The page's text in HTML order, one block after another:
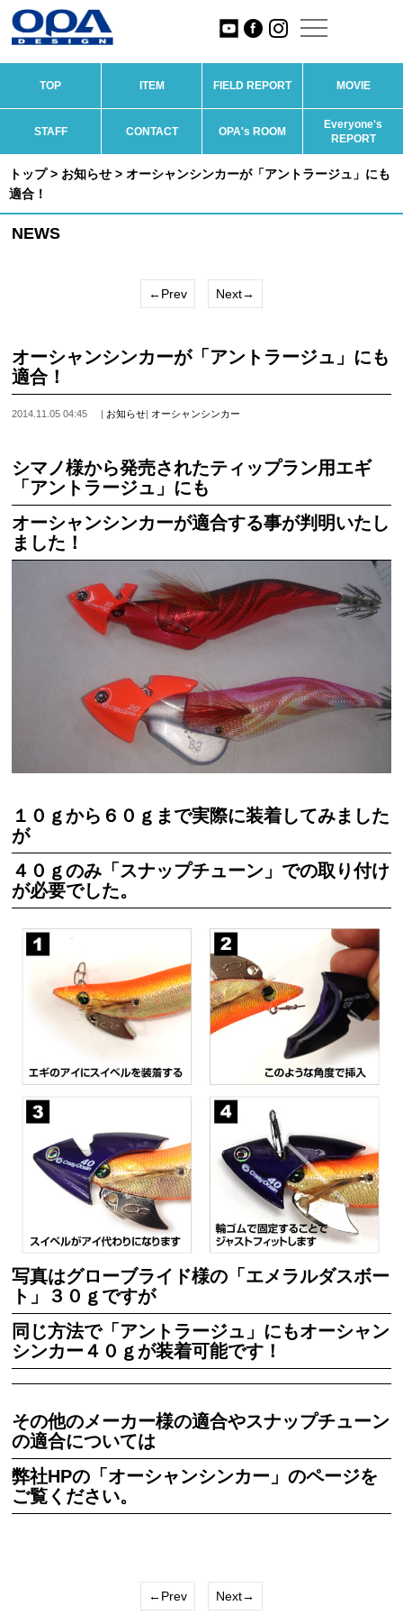
TOP ITEM FIELD REPORT MOVIE
STAFF CONTACT OPA's ROOM
Everyone's
REPORT
トップ> お知らせ > オーシャンシンカーが「アントラージュ」にも
適合！
NEWS
←Prev Next→
オーシャンシンカーが「アントラージュ」にも
適合！
2014.11.05 04:45 | お知らせ| オーシャンシンカー
シマノ様から発売されたティップラン用エギ
「アントラージュ」にも
オーシャンシンカーが適合する事が判明いたし
ました！
１０ｇから６０ｇまで実際に装着してみました
が
４０ｇのみ「スナップチューン」での取り付け
が必要でした。
写真はグローブライド様の「エメラルダスボー
ト」３０ｇですが
同じ方法で「アントラージュ」にもオーシャン
シンカー４０ｇが装着可能です！
その他のメーカー様の適合やスナップチューン
の適合については
弊社HPの「 オーシャンシンカー 」のページを
ご覧ください。
←Prev Next→